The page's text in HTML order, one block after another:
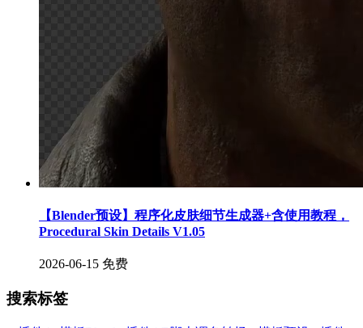
【Blender预设】程序化皮肤细节生成器+含使用教程，
Procedural Skin Details V1.05
2026-06-15 免费
搜索标签